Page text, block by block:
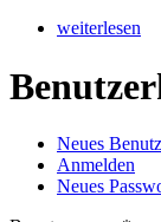
weiterlesen
Haupt-Reiter
Neues
Anmelden
Neues